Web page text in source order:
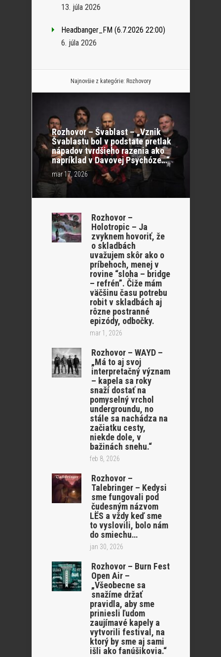
13. júla 2026
Headbanger_FM (6.7.2026 22:00)
6. júla 2026
Najnovšie z kategórie: Rozhovory
Rozhovor – Švablast – „Vznik
Švablastu bol v podstate pretlak
nápadov tvrdšieho razenia ako
napríklad v Davovej Psychóze…“
mar 17, 2026
Rozhovor –
Holotropic – Ja
zvyknem hovoriť, že
o skladbách
uvažujem skôr ako o
príbehoch, menej v
rovine “sloha – bridge
– refrén”. Čiže mám
väčšinu času potrebu
robit v skladbách aj
rôzne postranné
epizódy, odbočky.
mar 1, 2026
Rozhovor – WAYD –
„Má to aj svoj
interpretačný význam
– kapela sa roky
snaží dostať na
pomyselný vrchol
undergroundu, no
stále sa nachádza na
začiatku cesty,
niekde dole, v
bažinách snehu.“
feb 8, 2026
Rozhovor –
Talebringer – Kedysi
sme fungovali pod
čudesným názvom
LËS a vždy keď sme
to vyslovili, bolo nám
do smiechu…
jan 30, 2026
Rozhovor – Burn Fest
Open Air –
„Všeobecne sa
snažíme držať
pravidla, aby sme
priniesli ľudom
zaujímavé kapely a
vytvorili festival, na
ktorý by sme aj sami
išli ako fanúšikovia.“